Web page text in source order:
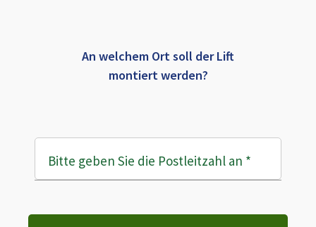
An welchem Ort soll der Lift
montiert werden?
Bitte geben Sie die Postleitzahl an *